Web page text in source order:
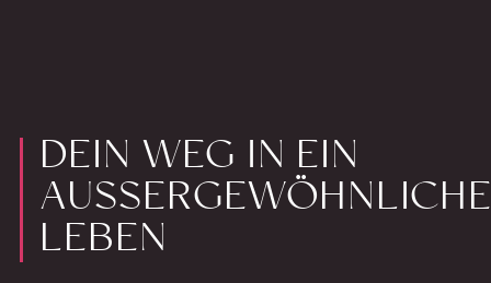
DEIN WEG IN EIN
EBEN